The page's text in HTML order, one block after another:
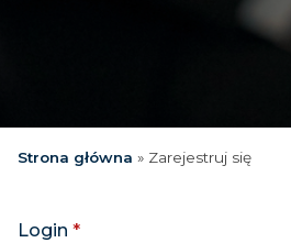
Strona główna » Zarejestruj się
Login *